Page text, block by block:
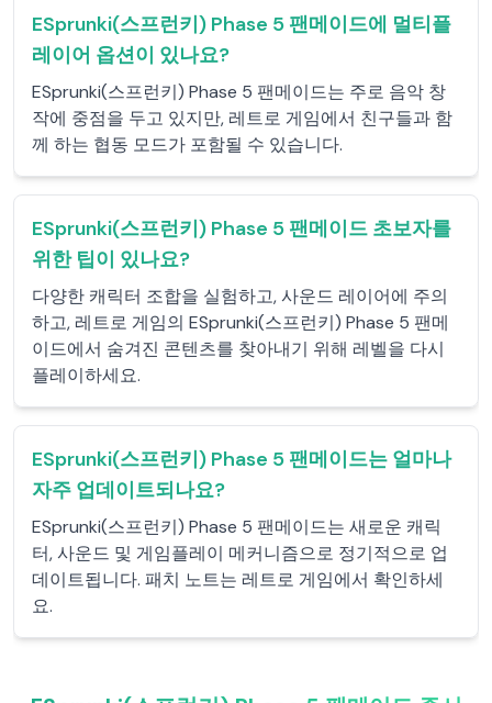
ESprunki(스프런키) Phase 5 팬메이드에 멀티플
레이어 옵션이 있나요?
ESprunki(스프런키) Phase 5 팬메이드는 주로 음악 창
작에 중점을 두고 있지만, 레트로 게임에서 친구들과 함
께 하는 협동 모드가 포함될 수 있습니다.
ESprunki(스프런키) Phase 5 팬메이드 초보자를
위한 팁이 있나요?
다양한 캐릭터 조합을 실험하고, 사운드 레이어에 주의
하고, 레트로 게임의 ESprunki(스프런키) Phase 5 팬메
이드에서 숨겨진 콘텐츠를 찾아내기 위해 레벨을 다시
플레이하세요.
ESprunki(스프런키) Phase 5 팬메이드는 얼마나
자주 업데이트되나요?
ESprunki(스프런키) Phase 5 팬메이드는 새로운 캐릭
터, 사운드 및 게임플레이 메커니즘으로 정기적으로 업
데이트됩니다. 패치 노트는 레트로 게임에서 확인하세
요.